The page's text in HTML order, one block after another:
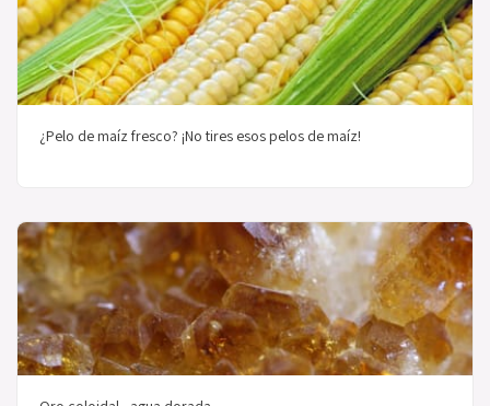
¿Pelo de maíz fresco? ¡No tires esos pelos de maíz!